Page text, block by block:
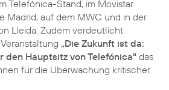
Telefónica-Stand, im Movistar
Madrid, auf dem MWC und in der
Lleida. Zudem verdeutlicht
„Die Zukunft ist da:
den Hauptsitz von Telefónica" das
für die Überwachung kritischer